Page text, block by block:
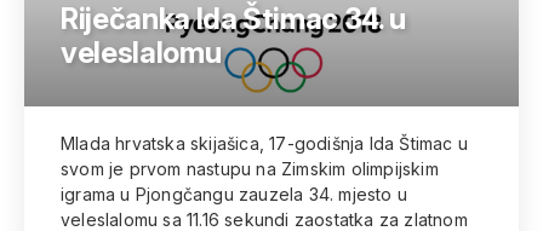
Riječanka Ida Štimac 34. u
veleslalomu
Mlada hrvatska skijašica, 17-godišnja Ida Štimac u
svom je prvom nastupu na Zimskim olimpijskim
igrama u Pjongčangu zauzela 34. mjesto u
veleslalomu sa 11.16 sekundi zaostatka za zlatnom